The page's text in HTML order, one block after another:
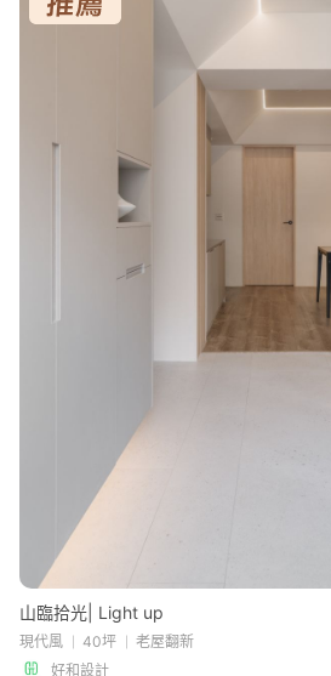
山臨拾光| Light up
現代風 40坪
老屋翻新
好和設計